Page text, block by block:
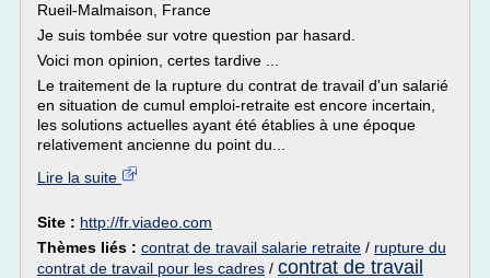
Rueil-Malmaison, France
Je suis tombée sur votre question par hasard.
Voici mon opinion, certes tardive ...
Le traitement de la rupture du contrat de travail d'un salarié
en situation de cumul emploi-retraite est encore incertain,
les solutions actuelles ayant été établies à une époque
relativement ancienne du point du...
Lire la suite
Site : http://fr.viadeo.com
Thèmes liés : contrat de travail salarie retraite / rupture du
contrat de travail pour les cadres / contrat de travail